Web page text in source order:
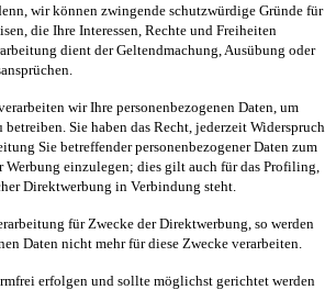
wir können zwingende schutzwürdige Gründe für
die Ihre Interessen, Rechte und Freiheiten
dient der Geltendmachung, Ausübung oder
wir Ihre personenbezogenen Daten, um
Sie haben das Recht, jederzeit Widerspruch
Sie betreffender personenbezogener Daten zum
Werbung einzulegen; dies gilt auch für das Profiling,
Direktwerbung in Verbindung steht.
für Zwecke der Direktwerbung, so werden
Daten nicht mehr für diese Zwecke verarbeiten.
erfolgen und sollte möglichst gerichtet werden